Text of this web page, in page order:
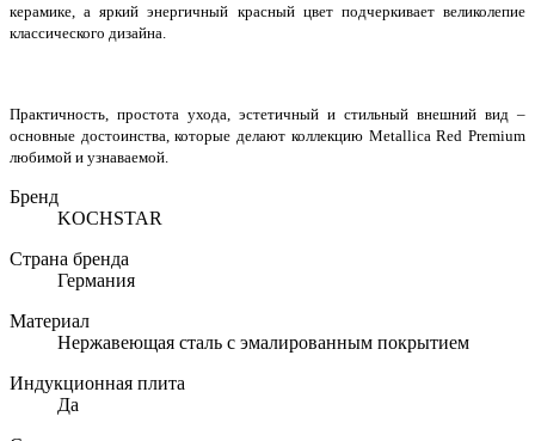
керамике, а яркий энергичный красный цвет подчеркивает великолепие
классического дизайна.
Практичность, простота ухода, эстетичный и стильный внешний вид –
основные достоинства, которые делают коллекцию Metallica Red Premium
любимой и узнаваемой.
Бренд
KOCHSTAR
Страна бренда
Германия
Материал
Нержавеющая сталь с эмалированным покрытием
Индукционная плита
Да